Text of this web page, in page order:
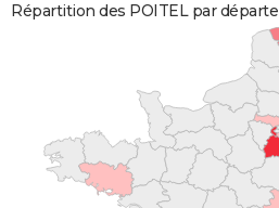
Répartition des POITEL par